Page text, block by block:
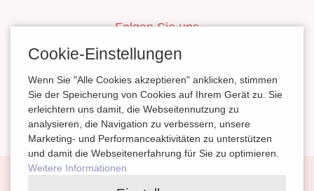
Folgen Sie uns
inBerlinHeiraten
HeiratenSachsenAnhalt
magazinheiraten
Cookie-Einstellungen
Wenn Sie "Alle Cookies akzeptieren" anklicken, stimmen
Sie der Speicherung von Cookies auf Ihrem Gerät zu. Sie
erleichtern uns damit, die Webseitennutzung zu
analysieren, die Navigation zu verbessern, unsere
Marketing- und Performanceaktivitäten zu unterstützen
und damit die Webseitenerfahrung für Sie zu optimieren.
Weitere Informationen